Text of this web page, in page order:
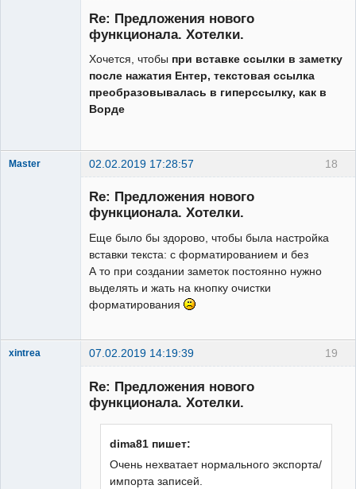
Re: Предложения нового
функционала. Хотелки.
Хочется, чтобы при вставке ссылки в заметку
после нажатия Ентер, текстовая ссылка
преобразовывалась в гиперссылку, как в
Ворде
18
Master 02.02.2019 17:28:57
Re: Предложения нового
функционала. Хотелки.
Еще было бы здорово, чтобы была настройка
вставки текста: с форматированием и без
А то при создании заметок постоянно нужно
выделять и жать на кнопку очистки
форматирования
19
xintrea 07.02.2019 14:19:39
Re: Предложения нового
функционала. Хотелки.
dima81 пишет:
Очень нехватает нормального экспорта/
импорта записей.